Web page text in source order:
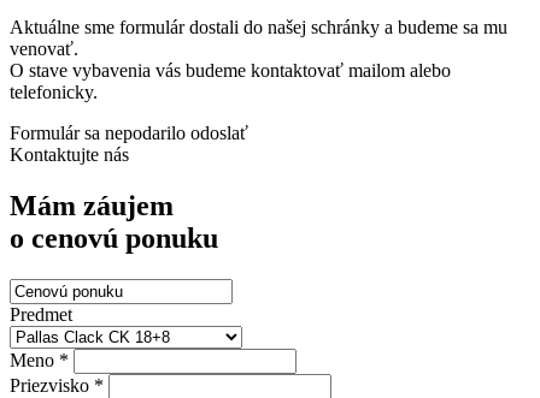
Aktuálne sme formulár dostali do našej schránky a budeme sa mu
venovať.
O stave vybavenia vás budeme kontaktovať mailom alebo
telefonicky.
Formulár sa nepodarilo odoslať
Kontaktujte nás
Mám záujem
o cenovú ponuku
Predmet
Meno *
Priezvisko *